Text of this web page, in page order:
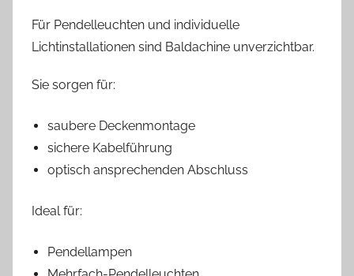
Für Pendelleuchten und individuelle
Lichtinstallationen sind Baldachine unverzichtbar.
Sie sorgen für:
saubere Deckenmontage
sichere Kabelführung
optisch ansprechenden Abschluss
Ideal für:
Pendellampen